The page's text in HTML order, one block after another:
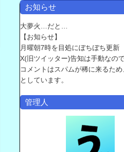
お知らせ
大夢火…だと…
【お知らせ】
月曜朝7時を目処にぼちぼち更新
X(旧ツイッター)告知は手動なの
コメントはスパムが稀に来るた
としています。
管理人